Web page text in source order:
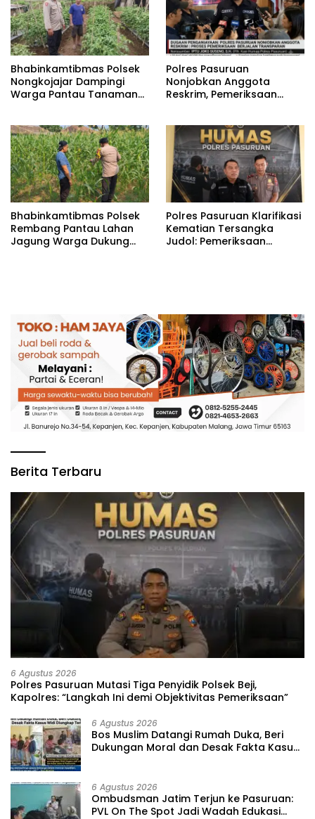
Bhabinkamtibmas Polsek
Nongkojajar Dampingi
Warga Pantau Tanaman
Nasional
‎Polres Pasuruan
Nonjobkan Anggota
Reskrim, Pemeriksaan
Bhabinkamtibmas Polsek
Rembang Pantau Lahan
Jagung Warga Dukung
Polres Pasuruan Klarifikasi
Kematian Tersangka
Judol: Pemeriksaan
Berita Terbaru
6 Agustus 2026
‎Polres Pasuruan Mutasi Tiga Penyidik Polsek Beji,
Kapolres: “Langkah Ini demi Objektivitas Pemeriksaan”
6 Agustus 2026
‎Bos Muslim Datangi Rumah Duka, Beri
Dukungan Moral dan Desak Fakta Kasus
6 Agustus 2026
‎Ombudsman Jatim Terjun ke Pasuruan:
PVL On The Spot Jadi Wadah Edukasi